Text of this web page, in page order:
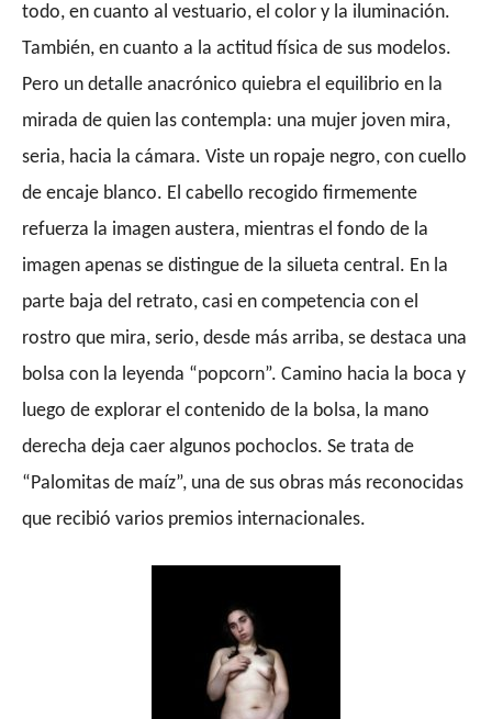
todo, en cuanto al vestuario, el color y la iluminación.
También, en cuanto a la actitud física de sus modelos.
Pero un detalle anacrónico quiebra el equilibrio en la
mirada de quien las contempla: una mujer joven mira,
seria, hacia la cámara. Viste un ropaje negro, con cuello
de encaje blanco. El cabello recogido firmemente
refuerza la imagen austera, mientras el fondo de la
imagen apenas se distingue de la silueta central. En la
parte baja del retrato, casi en competencia con el
rostro que mira, serio, desde más arriba, se destaca una
bolsa con la leyenda “popcorn”. Camino hacia la boca y
luego de explorar el contenido de la bolsa, la mano
derecha deja caer algunos pochoclos. Se trata de
“Palomitas de maíz”, una de sus obras más reconocidas
que recibió varios premios internacionales.